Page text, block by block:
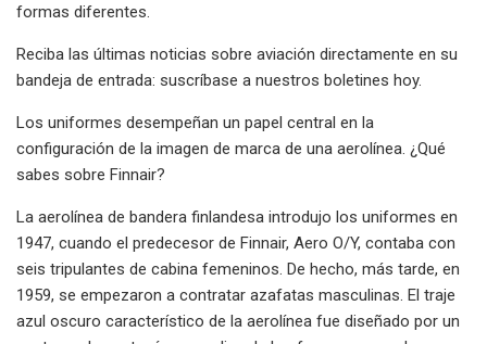
formas diferentes.
Reciba las últimas noticias sobre aviación directamente en su
bandeja de entrada: suscríbase a nuestros boletines hoy.
Los uniformes desempeñan un papel central en la
configuración de la imagen de marca de una aerolínea. ¿Qué
sabes sobre Finnair?
La aerolínea de bandera finlandesa introdujo los uniformes en
1947, cuando el predecesor de Finnair, Aero O/Y, contaba con
seis tripulantes de cabina femeninos. De hecho, más tarde, en
1959, se empezaron a contratar azafatas masculinas. El traje
azul oscuro característico de la aerolínea fue diseñado por un